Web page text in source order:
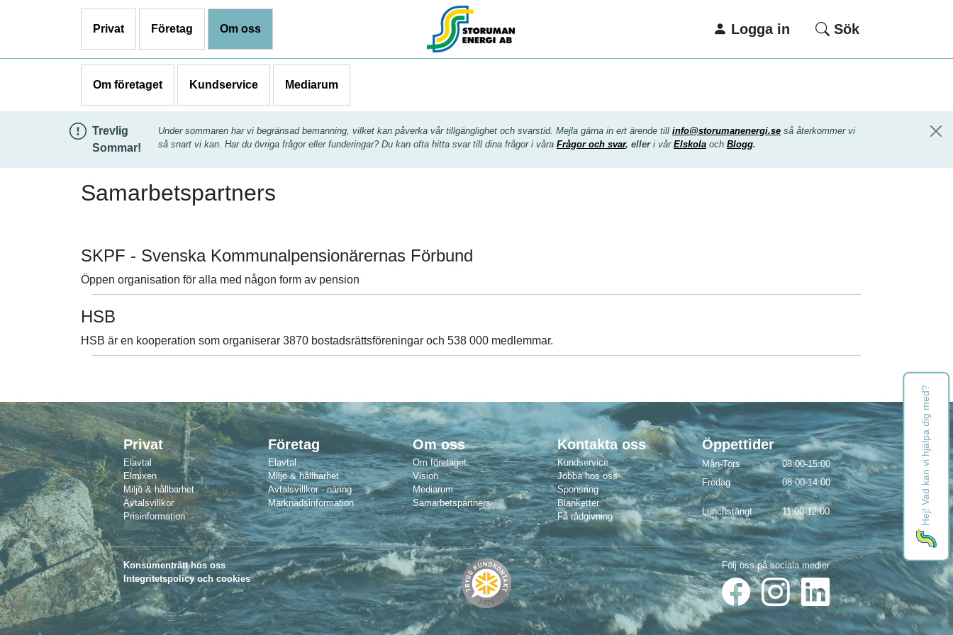
Privat Företag Om oss Logga in Sök
Om företaget Kundservice Mediarum
Trevlig
Sommar!
Under sommaren har vi begränsad bemanning, vilket kan påverka vår tillgänglighet och svarstid. Mejla gärna in ert ärende till info@storumanenergi.se så återkommer vi
så snart vi kan. Har du övriga frågor eller funderingar? Du kan ofta hitta svar till dina frågor i våra Frågor och svar, eller i vår Elskola och Blogg.
Hej! Vad kan vi hjälpa dig med?
Samarbetspartners
SKPF - Svenska Kommunalpensionärernas Förbund
Öppen organisation för alla med någon form av pension
HSB
HSB är en kooperation som organiserar 3870 bostadsrättsföreningar och 538 000 medlemmar.
Privat
Elavtal
Elmixen
Miljö & hållbarhet
Avtalsvillkor
Prisinformation
Företag
Elavtal
Miljö & hållbarhet
Avtalsvillkor - näring
Marknadsinformation
Om oss
Om företaget
Vision
Mediarum
Samarbetspartners
Kontakta oss
Kundservice
Jobba hos oss
Sponsring
Blanketter
Få rådgivning
Öppettider
Mån-Tors
08:00-15:00
Fredag
08:00-14:00
Lunchstängt 11:00-12:00
Konsumenträtt hos oss
Integritetspolicy och cookies
Följ oss på sociala medier